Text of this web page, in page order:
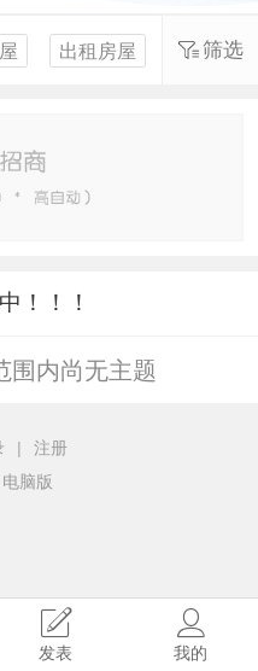
出租房屋 求租房屋
筛选
！！！
围内尚无主题
|
注册
电脑版
发表 我的